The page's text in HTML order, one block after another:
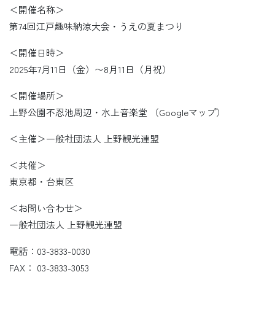
＜開催名称＞
第74回江戸趣味納涼大会・うえの夏まつり
＜開催日時＞
2025年7月11日（金）〜8月11日（月祝）
＜開催場所＞
上野公園不忍池周辺・水上音楽堂 （Googleマップ）
＜主催＞一般社団法人 上野観光連盟
＜共催＞
東京都・台東区
＜お問い合わせ＞
一般社団法人 上野観光連盟
電話：03-3833-0030
FAX： 03-3833-3053